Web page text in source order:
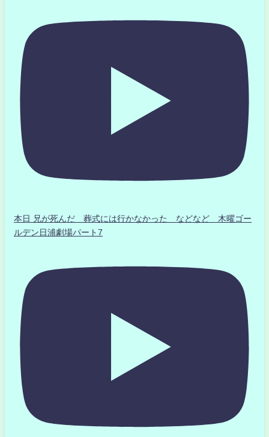
本日 兄が死んだ 葬式には行かなかった などなど 木曜ゴー
ルデン日浦劇場パート7